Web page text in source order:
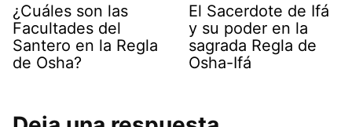
¿Cuáles son las
Facultades del
Santero en la Regla
de Osha?
El Sacerdote de Ifá
y su poder en la
sagrada Regla de
Osha-Ifá